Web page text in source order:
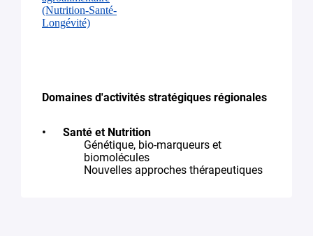
Domaines d'activités stratégiques régionales
Santé et Nutrition
Génétique, bio-marqueurs et
biomolécules
Nouvelles approches thérapeutiques